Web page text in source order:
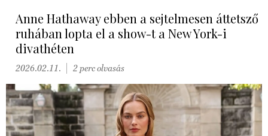
Anne Hathaway ebben a sejtelmesen áttetsző
ruhában lopta el a show-t a New York-i
divathéten
2026.02.11. 2 perc olvasás